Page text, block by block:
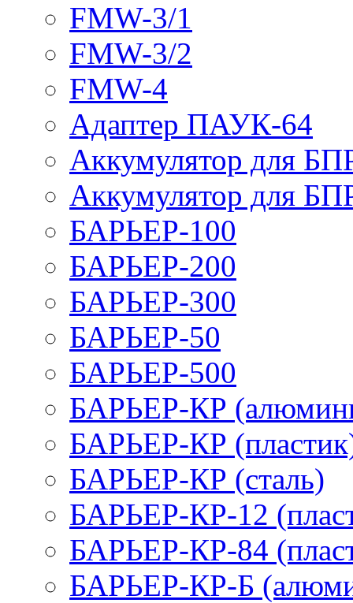
FMW-3/1
FMW-3/2
FMW-4
Адаптер ПАУК-64
Аккумулятор для
Аккумулятор для
БАРЬЕР-100
БАРЬЕР-200
БАРЬЕР-300
БАРЬЕР-50
БАРЬЕР-500
БАРЬЕР-КР
БАРЬЕР-КР
БАРЬЕР-КР (сталь)
БАРЬЕР-КР-12
БАРЬЕР-КР-84
БАРЬЕР-КР-Б